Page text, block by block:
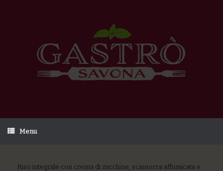
Menu
Riso integrale con crema di zucchine, scamorza affumicata e